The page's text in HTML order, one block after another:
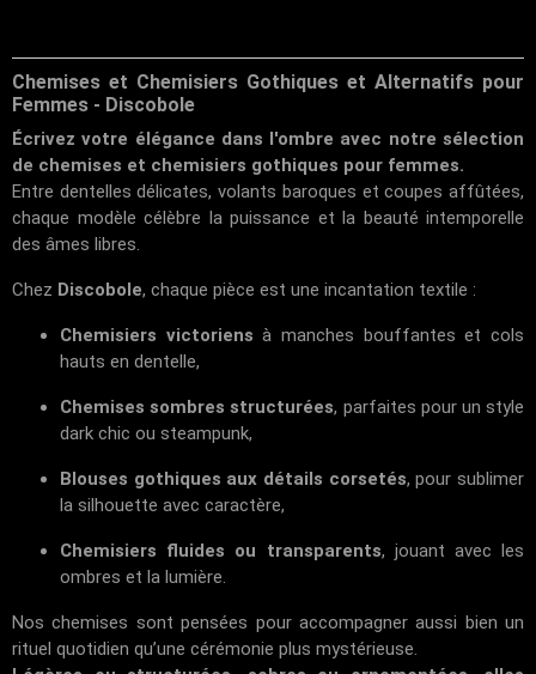
Chemises et Chemisiers Gothiques et Alternatifs pour
Femmes - Discobole
Écrivez votre élégance dans l'ombre avec notre sélection
de chemises et chemisiers gothiques pour femmes.
Entre dentelles délicates, volants baroques et coupes affûtées,
chaque modèle célèbre la puissance et la beauté intemporelle
des âmes libres.
Chez Discobole, chaque pièce est une incantation textile :
Chemisiers victoriens à manches bouffantes et cols
hauts en dentelle,
Chemises sombres structurées, parfaites pour un style
dark chic ou steampunk,
Blouses gothiques aux détails corsetés, pour sublimer
la silhouette avec caractère,
Chemisiers fluides ou transparents, jouant avec les
ombres et la lumière.
Nos chemises sont pensées pour accompagner aussi bien un
rituel quotidien qu’une cérémonie plus mystérieuse.